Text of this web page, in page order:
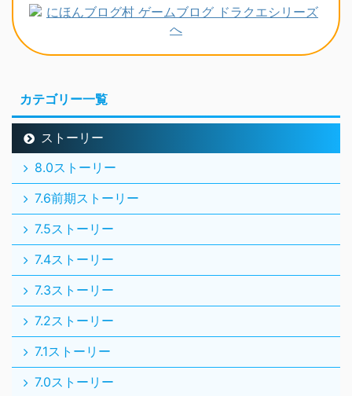
カテゴリー一覧
ストーリー
8.0ストーリー
7.6前期ストーリー
7.5ストーリー
7.4ストーリー
7.3ストーリー
7.2ストーリー
7.1ストーリー
7.0ストーリー